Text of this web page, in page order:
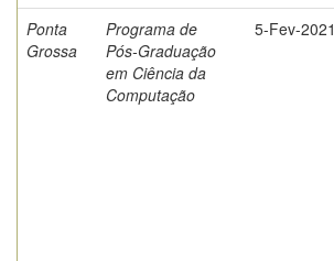
Ponta
Grossa
Programa de
Pós-Graduação
em Ciência da
Computação
5-Fev-2021